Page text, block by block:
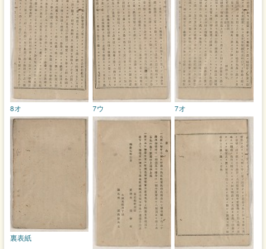
7オ
7ウ
8オ
裏表紙